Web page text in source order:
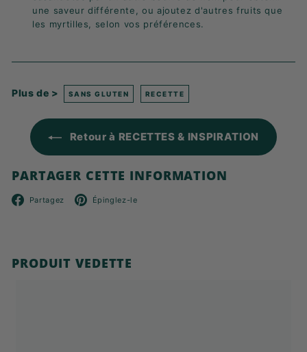
une saveur différente, ou ajoutez d'autres fruits que
les myrtilles, selon vos préférences.
Plus de > SANS GLUTEN RECETTE
Retour à RECETTES & INSPIRATION
PARTAGER CETTE INFORMATION
Partagez Facebook
Épinglez-le
PRODUIT VEDETTE